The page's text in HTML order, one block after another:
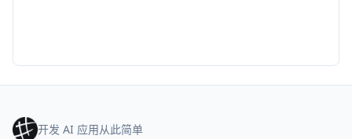
开发 AI 应用从此简单